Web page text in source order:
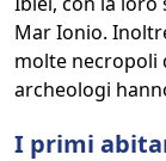
Mar Ionio.
molte necropoli
archeologi
I primi